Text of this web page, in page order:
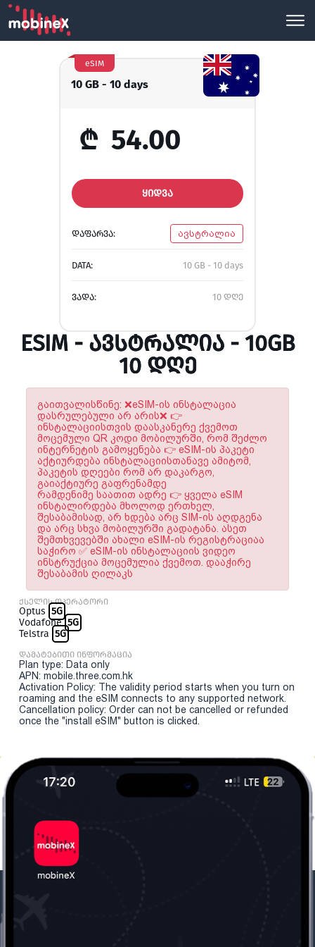
10 GB - 10 days
eSIM
₾ 54.00
ᲧᲘᲓᲕᲐ
ᲓᲐᲤᲐᲠᲕᲐ: ავსტრალია
DATA: 10 GB - 10 days
ᲕᲐᲓᲐ: 10 დღე
ESIM - ᲐᲕᲡᲢᲠᲐᲚᲘᲐ - 10GB
10 ᲓᲦᲔ
გაითვალისწინე: ❌eSIM-ის ინსტალაცია
დასრულებული არ არის❌ 👉
ინსტალაციისთვის დაასკანერე ქვემოთ
მოცემული QR კოდი მობილურში, რომ შეძლო
ინტერნეტის გამოყენება 👉 eSIM-ის პაკეტი
აქტიურდება ინსტალაციისთანავე ამიტომ,
პაკეტის დღეები რომ არ დაკარგო,
გაიაქტიურე გაფრენამდე
რამდენიმე საათით ადრე 👉 ყველა eSIM
ინსტალირდება მხოლოდ ერთხელ,
შესაბამისად, არ ხდება არც SIM-ის აღდგენა
და არც სხვა მობილურში გადატანა. ასეთ
შემთხვევებში ახალი eSIM-ის რეგისტრაციაა
საჭირო ✅ eSIM-ის ინსტალაციის ვიდეო
ინსტრუქცია მოცემულია ქვემოთ. დააჭირე
შესაბამის ღილაკს
ქსელის ოპერატორი
Optus 5G
Vodafone 5G
Telstra 5G
დამატებითი ინფორმაცია
Plan type: Data only
APN: mobile.three.com.hk
Activation Policy: The validity period starts when you turn on
roaming and the eSIM connects to any supported network.
Cancellation policy: Order can not be cancelled or refunded
once the "install eSIM" button is clicked.